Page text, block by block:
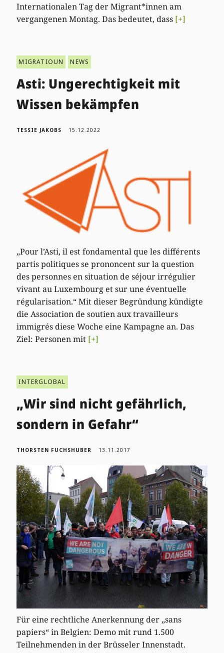
Internationalen Tag der Migrant*innen am
vergangenen Montag. Das bedeutet, dass [+]
MIGRATIOUN NEWS
Asti: Ungerechtigkeit mit
Wissen bekämpfen
TESSIE JAKOBS 15.12.2022
„Pour l’Asti, il est fondamental que les différents
partis politiques se prononcent sur la question
des personnes en situation de séjour irrégulier
vivant au Luxembourg et sur une éventuelle
régularisation.“ Mit dieser Begründung kündigte
die Association de soutien aux travailleurs
immigrés diese Woche eine Kampagne an. Das
Ziel: Personen mit [+]
INTERGLOBAL
„Wir sind nicht gefährlich,
sondern in Gefahr“
THORSTEN FUCHSHUBER 13.11.2017
Für eine rechtliche Anerkennung der „sans
papiers“ in Belgien: Demo mit rund 1.500
Teilnehmenden in der Brüsseler Innenstadt.